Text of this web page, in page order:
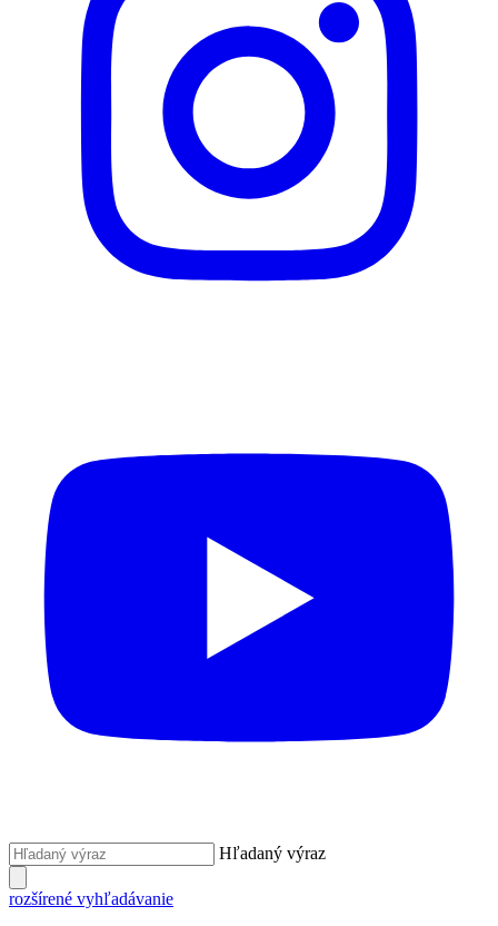
Hľadaný výraz
rozšírené vyhľadávanie